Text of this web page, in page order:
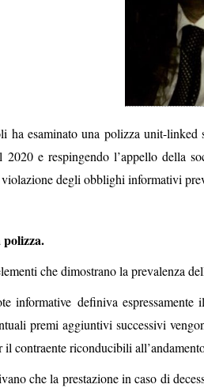
ha esaminato una polizza unit-
e respingendo l’appello della
degli obblighi informativi
che dimostrano la prevalenza
informative definiva
premi aggiuntivi successivi
contraente riconducibili
che la prestazione in caso di